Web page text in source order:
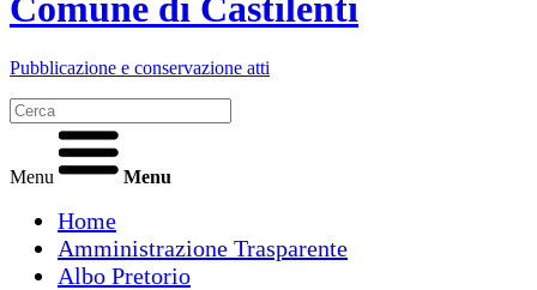
Comune di Castilenti
Pubblicazione e conservazione atti
Menu Menu
Home
Amministrazione Trasparente
Albo Pretorio